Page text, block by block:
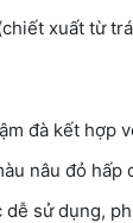
xuất từ
đà kết hợp
nâu đỏ hấp
dễ sử dụng,